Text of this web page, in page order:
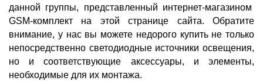
данной группы, представленный интернет-магазином
GSM-комплект на этой странице сайта. Обратите
внимание, у нас вы можете недорого купитьне только
непосредственно светодиодные источники освещения,
но и соответствующие аксессуары, и элементы,
необходимые для их монтажа.